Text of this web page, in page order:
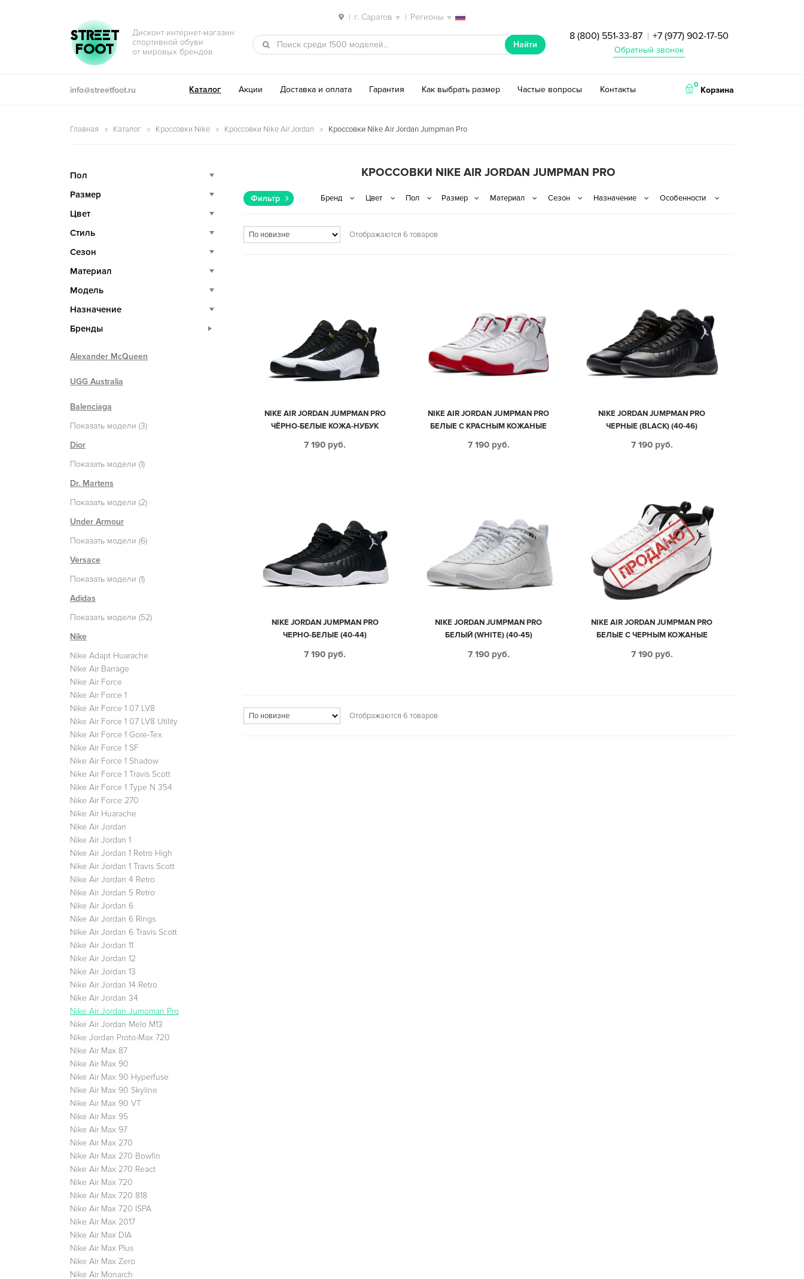
| г. Саратов | Регионы
Перейти к навигации
Перейти к содержимому
STREET
FOOT
Дисконт интернет-магазин
спортивной обуви
от мировых брендов
Найти
8 (800) 551-33-87 | +7 (977) 902-17-50
Обратный звонок
info@streetfoot.ru Каталог Акции Доставка и оплата Гарантия Как выбрать размер Частые вопросы Контакты 0
Корзина
Главная Каталог Кроссовки Nike Кроссовки Nike Air Jordan Кроссовки Nike Air Jordan Jumpman Pro
КРОССОВКИ NIKE AIR JORDAN JUMPMAN PRO
Фильтр
Отображаются 6 товаров
NIKE AIR JORDAN JUMPMAN PRO
ЧЁРНО-БЕЛЫЕ КОЖА-НУБУК
7 190 руб.
NIKE AIR JORDAN JUMPMAN PRO
БЕЛЫЕ С КРАСНЫМ КОЖАНЫЕ
7 190 руб.
NIKE JORDAN JUMPMAN PRO
ЧЕРНЫЕ (BLACK) (40-46)
7 190 руб.
NIKE JORDAN JUMPMAN PRO
ЧЕРНО-БЕЛЫЕ (40-44)
7 190 руб.
NIKE JORDAN JUMPMAN PRO
БЕЛЫЙ (WHITE) (40-45)
7 190 руб.
NIKE AIR JORDAN JUMPMAN PRO
БЕЛЫЕ С ЧЕРНЫМ КОЖАНЫЕ
7 190 руб.
Отображаются 6 товаров
Пол
Размер
Цвет
Стиль
Сезон
Материал
Модель
Назначение
Бренды
Alexander McQueen
UGG Australia
Balenciaga
Показать модели (3)
Dior
Показать модели (1)
Dr. Martens
Показать модели (2)
Under Armour
Показать модели (6)
Versace
Показать модели (1)
Adidas
Показать модели (52)
Nike
Nike Adapt Huarache
Nike Air Barrage
Nike Air Force
Nike Air Force 1
Nike Air Force 1 07 LV8
Nike Air Force 1 07 LV8 Utility
Nike Air Force 1 Gore-Tex
Nike Air Force 1 SF
Nike Air Force 1 Shadow
Nike Air Force 1 Travis Scott
Nike Air Force 1 Type N 354
Nike Air Force 270
Nike Air Huarache
Nike Air Jordan
Nike Air Jordan 1
Nike Air Jordan 1 Retro High
Nike Air Jordan 1 Travis Scott
Nike Air Jordan 4 Retro
Nike Air Jordan 5 Retro
Nike Air Jordan 6
Nike Air Jordan 6 Rings
Nike Air Jordan 6 Travis Scott
Nike Air Jordan 11
Nike Air Jordan 12
Nike Air Jordan 13
Nike Air Jordan 14 Retro
Nike Air Jordan 34
Nike Air Jordan Jumpman Pro
Nike Air Jordan Melo M13
Nike Jordan Proto-Max 720
Nike Air Max 87
Nike Air Max 90
Nike Air Max 90 Hyperfuse
Nike Air Max 90 Skyline
Nike Air Max 90 VT
Nike Air Max 95
Nike Air Max 97
Nike Air Max 270
Nike Air Max 270 Bowfin
Nike Air Max 270 React
Nike Air Max 720
Nike Air Max 720 818
Nike Air Max 720 ISPA
Nike Air Max 2017
Nike Air Max DIA
Nike Air Max Plus
Nike Air Max Zero
Nike Air Monarch